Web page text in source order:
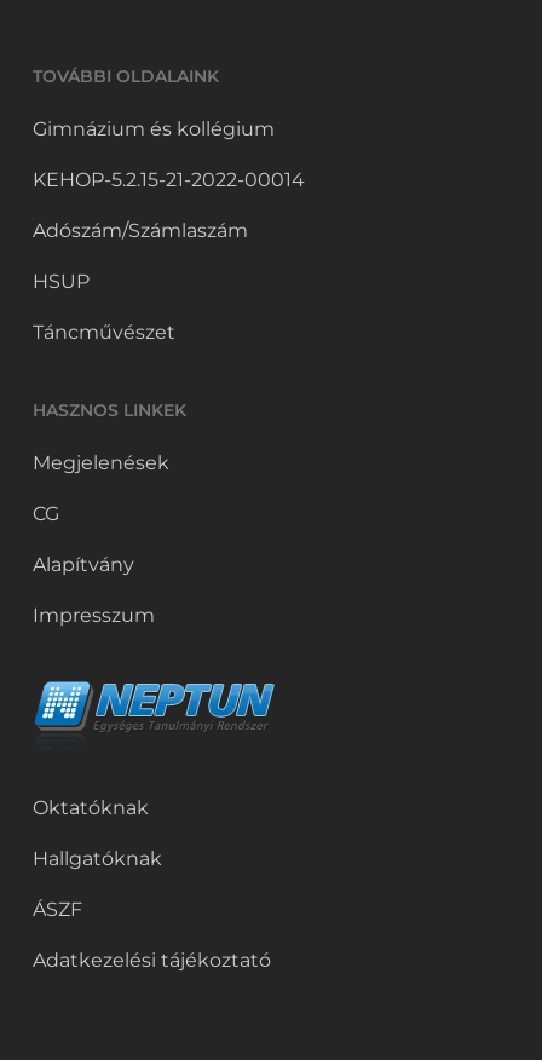
TOVÁBBI OLDALAINK
Gimnázium és kollégium
KEHOP-5.2.15-21-2022-00014
Adószám/Számlaszám
HSUP
Táncművészet
HASZNOS LINKEK
Megjelenések
CG
Alapítvány
Impresszum
Oktatóknak
Hallgatóknak
ÁSZF
Adatkezelési tájékoztató